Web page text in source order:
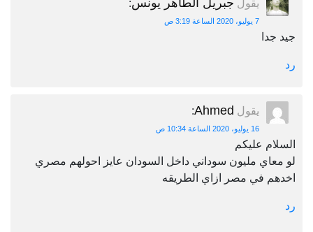
يقول جبريل الطاهر يونس:
7 يوليو، 2020 الساعة 3:19 ص
جيد جدا
رد
يقول Ahmed
:
16 يوليو، 2020 الساعة 10:34 ص
السلام عليكم
لو معاي مليون سوداني داخل السودان عايز احولهم مصري
اخدهم في مصر ازاي الطريقه
رد